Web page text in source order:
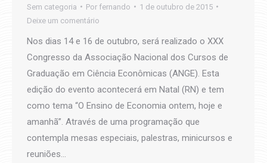
Sem categoria Por fernando
1 de outubro de 2015
Deixe um comentário
Nos dias 14 e 16 de outubro, será realizado o XXX
Congresso da Associação Nacional dos Cursos de
Graduação em Ciência Econômicas (ANGE). Esta
edição do evento acontecerá em Natal (RN) e tem
como tema “O Ensino de Economia ontem, hoje e
amanhã”. Através de uma programação que
contempla mesas especiais, palestras, minicursos e
reuniões…